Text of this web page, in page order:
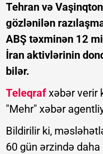
Tehran və
gözlənilən
ABŞ təxminən 12
İran aktivlərinin
bilər.
Teleqraf xəbər verir
"Mehr" xəbər
Bildirilir ki,
60 gün ərzində daha